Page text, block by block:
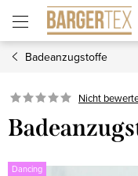
Inhalt
springen
Badeanzugstoffe
Nicht
Dancing